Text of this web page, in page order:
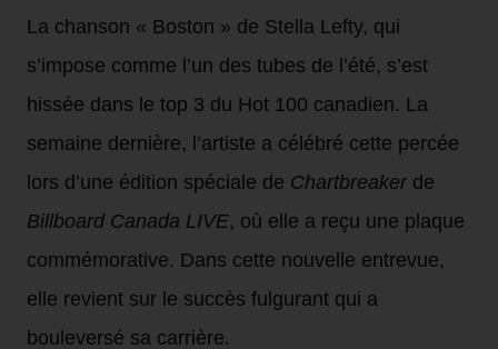
La chanson « Boston » de Stella Lefty, qui
s’impose comme l’un des tubes de l’été, s’est
hissée dans le top 3 du Hot 100 canadien. La
semaine dernière, l’artiste a célébré cette percée
lors d’une édition spéciale de Chartbreaker de
Billboard Canada LIVE, où elle a reçu une plaque
commémorative. Dans cette nouvelle entrevue,
elle revient sur le succès fulgurant qui a
bouleversé sa carrière.